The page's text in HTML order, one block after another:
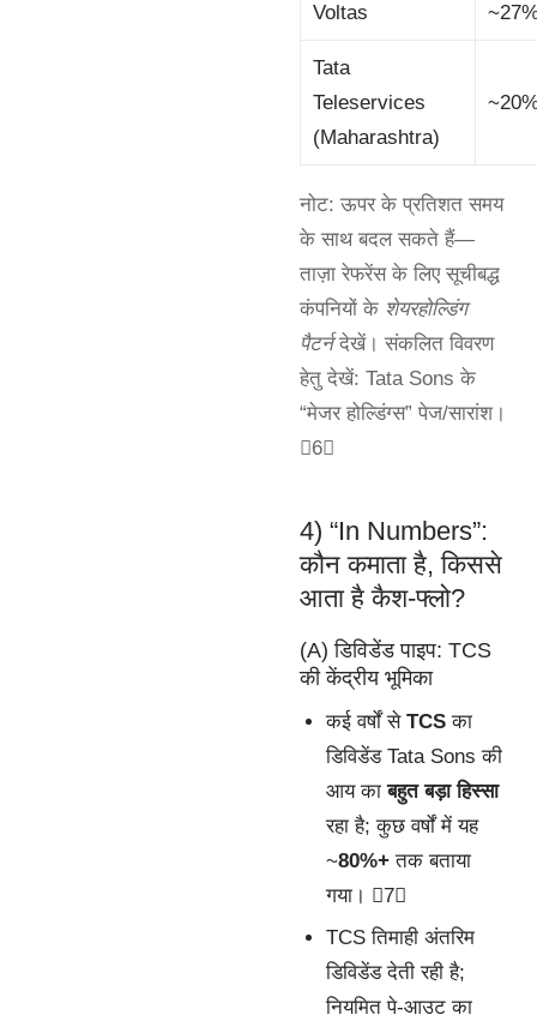
Voltas
Tata
Teleservices
(Maharashtra)
नोट: ऊपर के प्रतिशत समय
के साथ बदल सकते हैं—
ताज़ा रेफरेंस के लिए सूचीबद्ध
कंपनियों के शेयरहोल्डिंग
पैटर्नदेखें। संकलित विवरण
हेतु देखें: Tata Sons के
“मेजर होल्डिंग्स” पेज/सारांश।
6
4) “In Numbers”:
कौन कमाता है, किससे
आता है कैश-फ्लो?
(A) डिविडेंड पाइप: TCS
की केंद्रीय भूमिका
कई वर्षों से TCS का
डिविडेंड Tata Sons की
आय काबहुत बड़ा हिस्सा
रहा है; कुछ वर्षों में यह
~80%+ तक बताया
गया। 7
TCS तिमाही अंतरिम
डिविडेंड देती रही है;
नियमित पे-आउट का